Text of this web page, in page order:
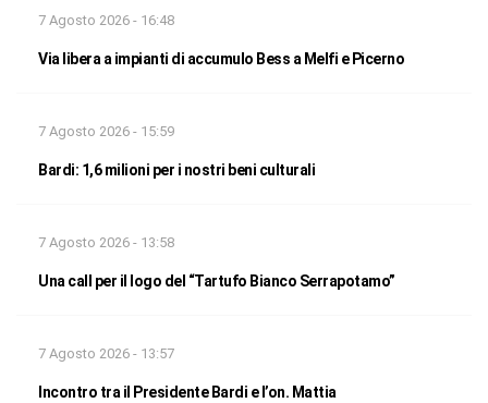
7 Agosto 2026 - 16:48
Via libera a impianti di accumulo Bess a Melfi e Picerno
7 Agosto 2026 - 15:59
Bardi: 1,6 milioni per i nostri beni culturali
7 Agosto 2026 - 13:58
Una call per il logo del “Tartufo Bianco Serrapotamo”
7 Agosto 2026 - 13:57
Incontro tra il Presidente Bardi e l’on. Mattia